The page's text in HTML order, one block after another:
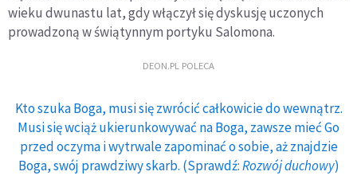
wieku dwunastu lat, gdy włączył się dyskusję uczonych
prowadzoną w świątynnym portyku Salomona.
DEON.PL POLECA
Kto szuka Boga, musi się zwrócić całkowicie do wewnątrz.
Musi się wciąż ukierunkowywać na Boga, zawsze mieć Go
przed oczyma i wytrwale zapominać o sobie, aż znajdzie
Boga, swój prawdziwy skarb. (Sprawdź:Rozwój duchowy)